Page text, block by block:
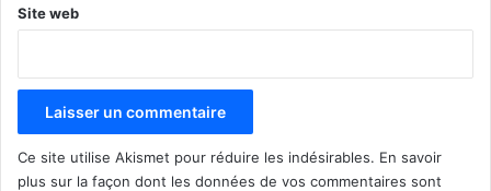
Site web
Ce site utilise Akismet pour réduire les indésirables. En savoir
plus sur la façon dont les données de vos commentaires sont